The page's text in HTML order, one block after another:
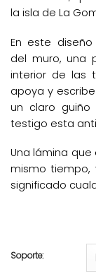
la isla de La
En este
del muro, una
interior de las
apoya y
un claro
testigo esta
Una lámina
mismo tiempo,
significado
Soporte: